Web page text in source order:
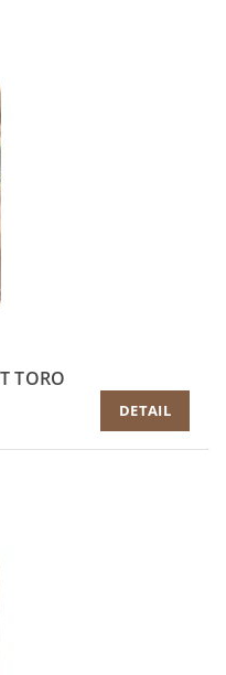
TORO
DETAIL